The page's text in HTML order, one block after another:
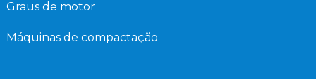
Graus de motor
Máquinas de compactação